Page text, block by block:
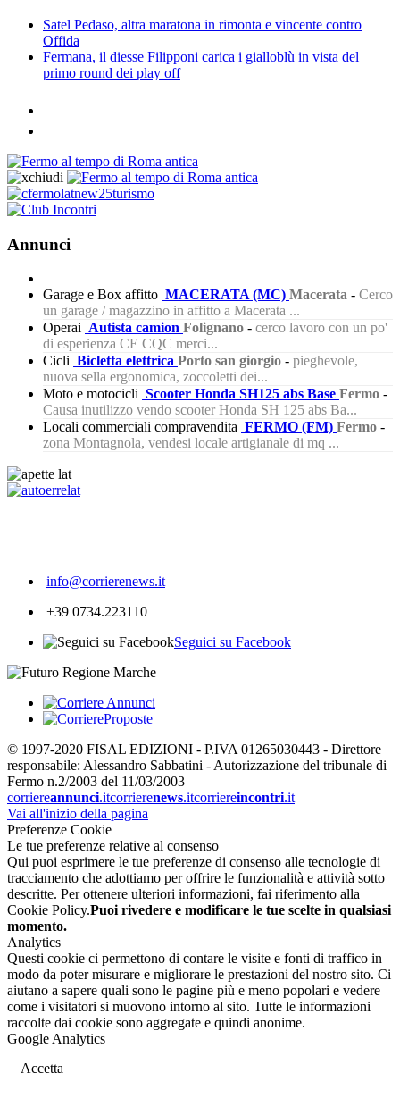
Satel Pedaso, altra maratona in rimonta e vincente contro
Offida
Fermana, il diesse Filipponi carica i gialloblù in vista del
primo round dei play off
Annunci
Garage e Box affitto MACERATA (MC) Macerata - Cerco
un garage / magazzino in affitto a Macerata ...
Operai Autista camion Folignano - cerco lavoro con un po'
di esperienza CE CQC merci...
Cicli Bicletta elettrica Porto san giorgio - pieghevole,
nuova sella ergonomica, zoccoletti dei...
Moto e motocicli Scooter Honda SH125 abs Base Fermo -
Causa inutilizzo vendo scooter Honda SH 125 abs Ba...
Locali commerciali compravendita FERMO (FM) Fermo -
zona Montagnola, vendesi locale artigianale di mq ...
info@corrierenews.it
+39 0734.223110
Seguici su Facebook
© 1997-2020 FISAL EDIZIONI - P.IVA 01265030443 - Direttore
responsabile: Alessandro Sabbatini - Autorizzazione del tribunale di
Fermo n.2/2003 del 11/03/2003
corriereannunci.itcorrierenews.itcorriereincontri.it
Vai all'inizio della pagina
Preferenze Cookie
Le tue preferenze relative al consenso
Qui puoi esprimere le tue preferenze di consenso alle tecnologie di
tracciamento che adottiamo per offrire le funzionalità e attività sotto
descritte. Per ottenere ulteriori informazioni, fai riferimento alla
Cookie Policy.Puoi rivedere e modificare le tue scelte in qualsiasi
momento.
Analytics
Questi cookie ci permettono di contare le visite e fonti di traffico in
modo da poter misurare e migliorare le prestazioni del nostro sito. Ci
aiutano a sapere quali sono le pagine più e meno popolari e vedere
come i visitatori si muovono intorno al sito. Tutte le informazioni
raccolte dai cookie sono aggregate e quindi anonime.
Google Analytics
Accetta